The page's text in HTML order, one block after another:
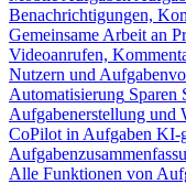
Benachrichtigungen,
Gemeinsame Arbeit an
Videoanrufen,
Nutzern und
Automatisierung Sparen
Aufgabenerstellung
CoPilot in Aufgaben KI-
Alle Funktionen von